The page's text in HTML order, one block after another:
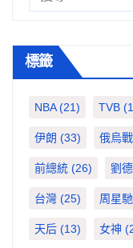
標籤
NBA(21) TVB
伊朗 (33) 俄烏
前總統 (26) 劉
台灣 (25) 周星馳
天后 (13) 女神